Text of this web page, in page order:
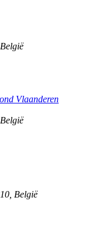
België
Vlaanderen
België
België